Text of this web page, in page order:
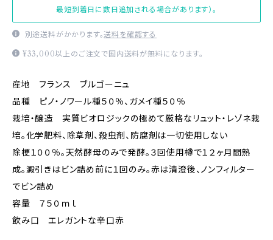
最短到着日に数日追加される場合があります）。
別途送料がかかります。送料を確認する
¥33,000以上のご注文で国内送料が無料になります。
産地 フランス ブルゴーニュ
品種 ピノ・ノワール種５０％、ガメイ種５０％
栽培・醸造 実質ビオロジックの極めて厳格なリュット・レゾネ栽
培。化学肥料、除草剤、殺虫剤、防腐剤は一切使用しない
除梗１００％。天然酵母のみで発酵。３回使用樽で１２ヶ月間熟
成。澱引きはビン詰め前に１回のみ。赤は清澄後、ノンフィルター
でビン詰め
容量 ７５０ｍｌ
飲み口 エレガントな辛口赤